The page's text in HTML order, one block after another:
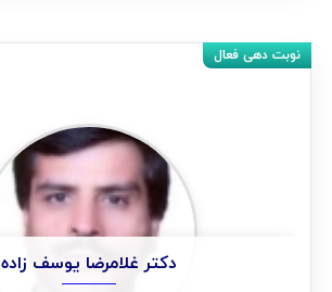
دکتر غلامرضا یوسف زاده